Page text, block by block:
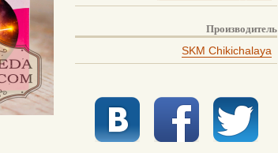
Производитель
SKM Chikichalaya